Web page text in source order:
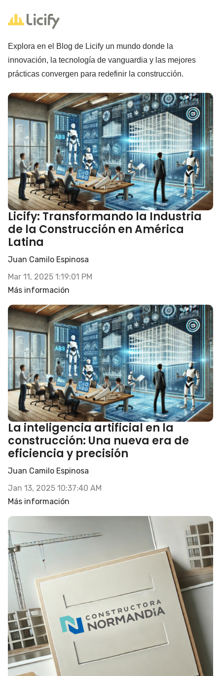
Explora en el Blog de Licify un mundo donde la
innovación, la tecnología de vanguardia y las mejores
prácticas convergen para redefinir la construcción.
Licify: Transformando la Industria
de la Construcción en América
Latina
Juan Camilo Espinosa
Mar 11, 2025 1:19:01 PM
Más información
La inteligencia artificial en la
construcción: Una nueva era de
eficiencia y precisión
Juan Camilo Espinosa
Jan 13, 2025 10:37:40 AM
Más información